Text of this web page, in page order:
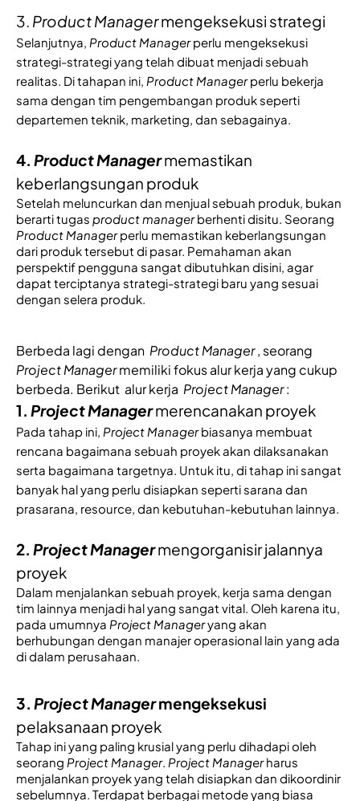
3. Product Managermengeksekusi strategi
Selanjutnya, Product Manager perlu mengeksekusi
strategi-strategi yang telah dibuat menjadi sebuah
realitas. Di tahapan ini, Product Manager perlu bekerja
sama dengan tim pengembangan produk seperti
departemen teknik, marketing, dan sebagainya.
4. Product Managermemastikan
keberlangsungan produk
Setelah meluncurkan dan menjual sebuah produk, bukan
berarti tugas product manager
Product Manager perlu memastikan keberlangsungan
dari produk tersebut di pasar. Pemahaman akan
perspektif pengguna sangat dibutuhkan disini, agar
dapat terciptanya strategi-strategi baru yang sesuai
dengan selera produk.
Berbeda lagi dengan Product Manager
Project Managermemiliki fokus alur kerja yang cukup
berbeda. Berikut alur kerja Project Manager:
1. Project Managermerencanakan proyek
Pada tahap ini, Project Manager biasanya membuat
rencana bagaimana sebuah proyek akan dilaksanakan
serta bagaimana targetnya. Untuk itu, di tahap ini sangat
banyak hal yang perlu disiapkan seperti sarana dan
prasarana, resource, dan kebutuhan-kebutuhan lainnya.
2. Project Managermengorganisir jalannya
proyek
Dalam menjalankan sebuah proyek, kerja sama dengan
tim lainnya menjadi hal yang sangat vital. Oleh karena itu,
pada umumnya Project Manager yang akan
berhubungan dengan manajer operasional lain yang ada
di dalam perusahaan.
3. Project Manager mengeksekusi
pelaksanaan proyek
Tahap ini yang paling krusial yang perlu dihadapi oleh
seorang Project Manager. Project Manager harus
menjalankan proyek yang telah disiapkan dan dikoordinir
sebelumnya. Terdapat berbagai metode yang biasa